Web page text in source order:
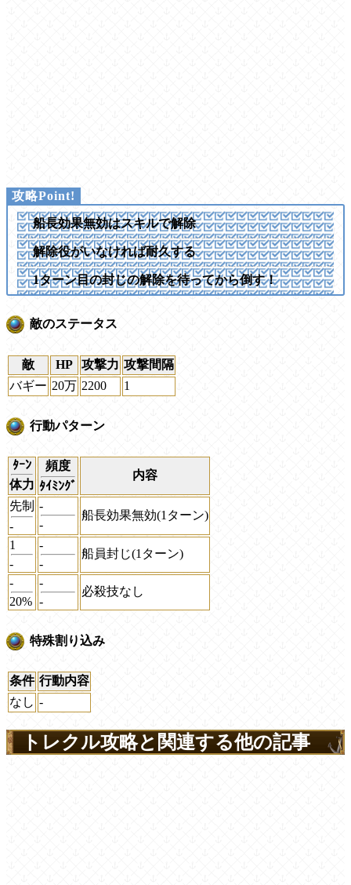
船長効果無効はスキルで解除
解除役がいなければ耐久する
1ターン目の封じの解除を待ってから倒す！
敵のステータス
敵 HP 攻撃力 攻撃間隔
バギー 20万 2200 1
行動パターン
ﾀｰﾝ
体力
頻度
ﾀｲﾐﾝｸﾞ
内容
先制
-
-
-
船長効果無効(1ターン)
1
-
-
-
船員封じ(1ターン)
-
20%
-
-
必殺技なし
特殊割り込み
条件 行動内容
なし -
トレクル攻略と関連する他の記事